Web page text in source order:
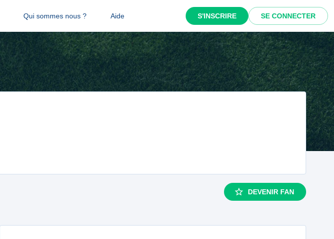
Qui sommes nous ? Aide S'INSCRIRE SE CONNECTER
DEVENIR FAN